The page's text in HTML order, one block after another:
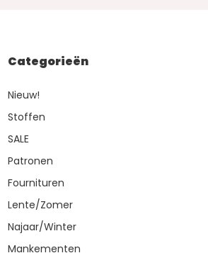
Categorieën
Nieuw!
Stoffen
SALE
Patronen
Fournituren
Lente/Zomer
Najaar/Winter
Mankementen